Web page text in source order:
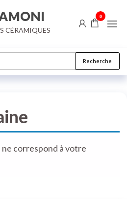
CÉRAMIQUES
0
Recherche
correspond à votre